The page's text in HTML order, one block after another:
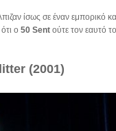
ίσως σε έναν εμπορικό
ο 50 Sent ούτε τον εαυτό
(2001)